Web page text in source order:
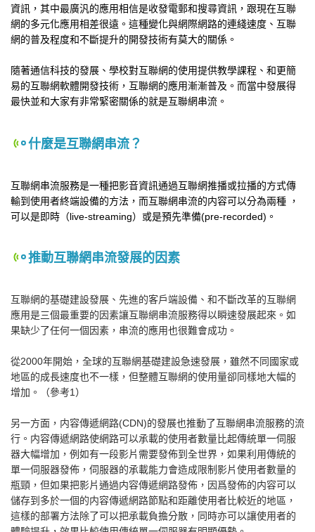
資訊，其中最廣汎的應用相信是收發電郵和搜尋資訊，跟現在互聯
網的多元化應用相差很遠。這種變化與網際網路的連綫速度、互聯
網的普及程度和不斷提升的開發技術有莫大的關係。
隨著通信科技的發展、學校對互聯網的使用提供教學課程、和更簡
易的互聯網軟體開發技術，互聯網的應用漸漸普及。而當中發展得
最快並和大家有非常緊密關係的就是互聯網串流。
什麼是互聯網串流？
互聯網串流服務是一種把影音資訊通過互聯網推播或拉播的方式傳
輸到使用者終端設備的方法，而互聯網串流的内容可以分為兩種 ，
可以是即時（live-streaming）或是預先準備(pre-recorded)。
推動互聯網串流發展的因素
互聯網的基礎建設發展、先進的客戶端設備、和不斷改革的互聯網
應用是三個最重要的因素讓互聯網串流服務得以瞬速發展起來。如
果缺少了任何一個因素，串流的應用也很難會成功。
從2000年開始，全球的互聯網基礎建設急速發展，雖然不同國家或
地區的成長速度也不一樣，但整體互聯網的使用量卻同樣地大幅的
增加。（參考1）
另一方面，内容傳遞網路(CDN)的發展也推動了互聯網串流服務的流
行。内容傳遞網路使網路可以承載的使用者數量比起傳統單一伺服
器大幅增加，例如有一段影片需要發佈到全世界，如果利用傳統的
單一伺服器發佈，伺服器的承載能力會造成限制影片使用者數量的
瓶頸，但如果把影片通過内容傳遞網路發佈，因爲發佈的内容可以
儲存到多於一個的内容傳遞網路節點和距離使用者比較近的地區，
這樣的部署方法除了可以把承載負擔分散，同時亦可以讓使用者的